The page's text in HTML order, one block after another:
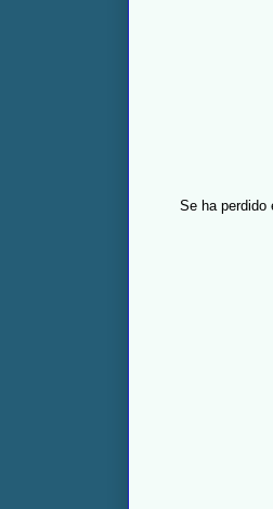
Se ha perdido